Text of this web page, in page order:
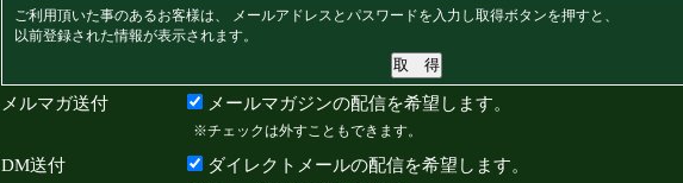
ご利用頂いた事のあるお客様は、 メールアドレスとパスワードを入力し取得ボタンを押すと、
以前登録された情報が表示されます。
メルマガ送付 メールマガジンの配信を希望します。
※チェックは外すこともできます。
DM送付 ダイレクトメールの配信を希望します。